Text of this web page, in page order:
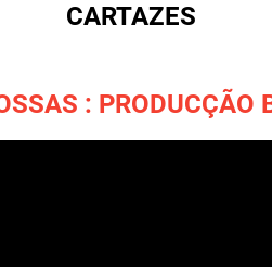
CARTAZES
: PRODUCÇÃO